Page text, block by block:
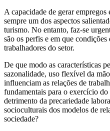
A capacidade de gerar
sempre um dos aspectos
turismo. No entanto, faz-se
são os perfis e em que
trabalhadores do setor.
De que modo as características
sazonalidade, uso flexível da
influenciam as relações de
fundamentais para o exercício
detrimento da precariedade
socioculturais dos modelos de
sociedade?